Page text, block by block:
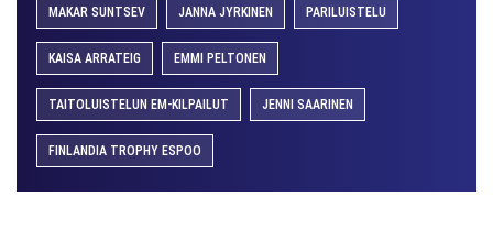
MAKAR SUNTSEV JANNA JYRKINEN PARILUISTELU
KAISA ARRATEIG EMMI PELTONEN
TAITOLUISTELUN EM-KILPAILUT JENNI SAARINEN
FINLANDIA TROPHY ESPOO